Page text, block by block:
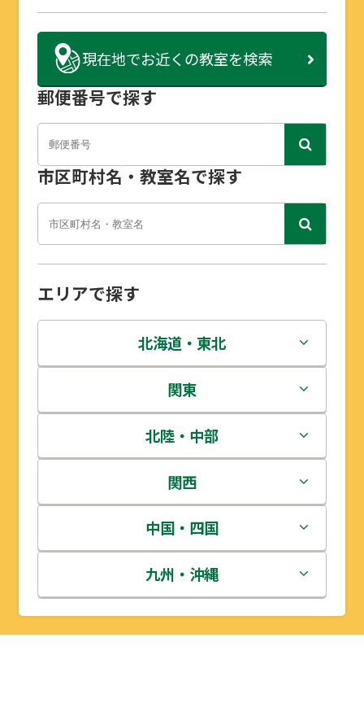
現在地でお近くの教室を検索
郵便番号で探す
市区町村名・教室名で探す
エリアで探す
北海道・東北
北海道
青森県
岩手県
宮城県
秋田県
山形県
関東
茨城県
栃木県
群馬県
埼玉県
千葉県
北陸・中部
新潟県
富山県
石川県
福井県
関西
三重県
滋賀県
京都府
中国・四国
鳥取県
島根県
九州・沖縄
福岡県